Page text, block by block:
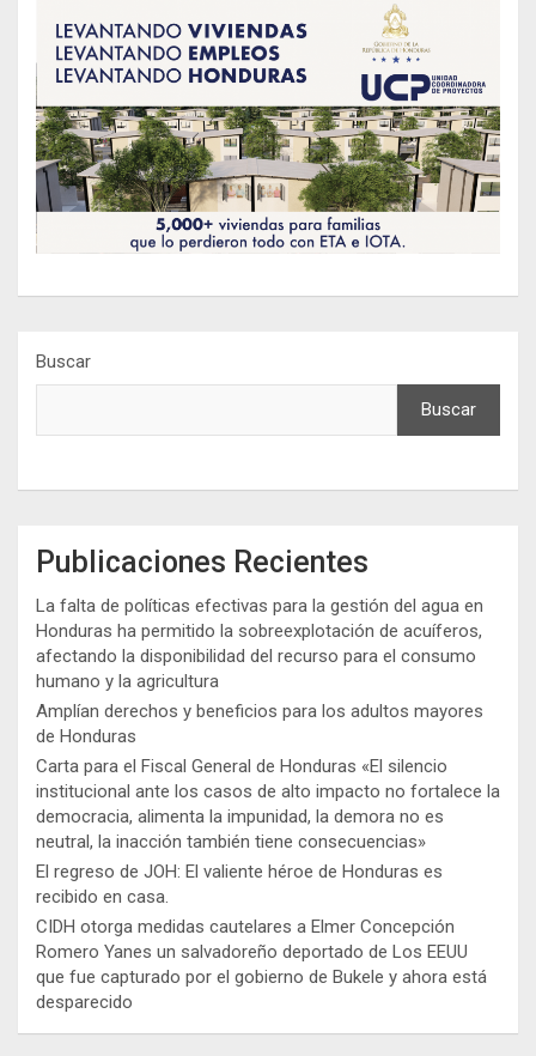
Buscar
Buscar
Publicaciones Recientes
La falta de políticas efectivas para la gestión del agua en
Honduras ha permitido la sobreexplotación de acuíferos,
afectando la disponibilidad del recurso para el consumo
humano y la agricultura
Amplían derechos y beneficios para los adultos mayores
de Honduras
Carta para el Fiscal General de Honduras «El silencio
institucional ante los casos de alto impacto no fortalece la
democracia, alimenta la impunidad, la demora no es
neutral, la inacción también tiene consecuencias»
El regreso de JOH: El valiente héroe de Honduras es
recibido en casa.
CIDH otorga medidas cautelares a Elmer Concepción
Romero Yanes un salvadoreño deportado de Los EEUU
que fue capturado por el gobierno de Bukele y ahora está
desparecido